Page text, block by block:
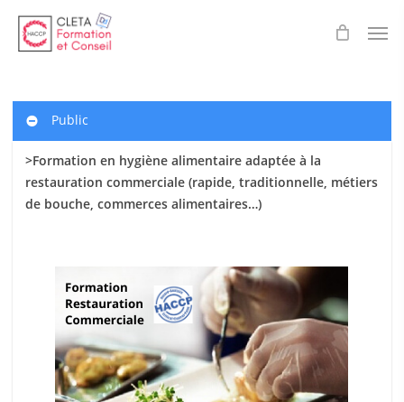
main
Public
>Formation en hygiène alimentaire adaptée à la
restauration commerciale (rapide, traditionnelle, métiers
de bouche, commerces alimentaires…)